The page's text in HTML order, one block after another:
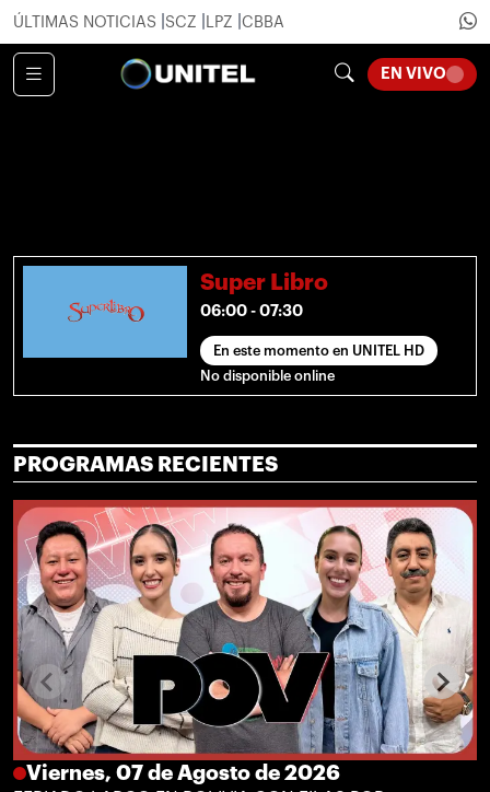
ÚLTIMAS NOTICIAS SCZ LPZ CBBA
EN VIVO
Super Libro
06:00 - 07:30
En este momento en UNITEL HD
No disponible online
PROGRAMAS RECIENTES
Viernes, 07 de Agosto de 2026